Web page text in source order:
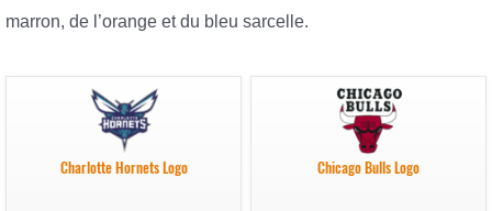
marron, de l’orange et du bleu sarcelle.
Charlotte Hornets Logo Chicago Bulls Logo